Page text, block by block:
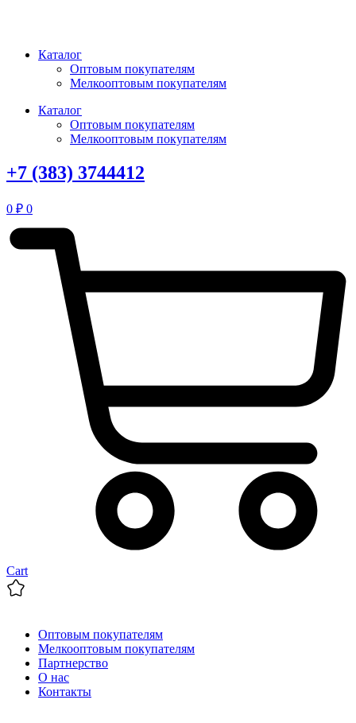
Каталог
Оптовым покупателям
Мелкооптовым покупателям
Каталог
Оптовым покупателям
Мелкооптовым покупателям
+7 (383) 3744412
0 ₽ 0
Cart
Оптовым покупателям
Мелкооптовым покупателям
Партнерство
О нас
Контакты